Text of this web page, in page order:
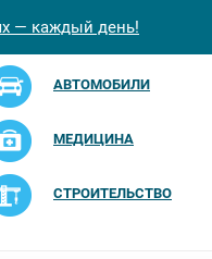
— каждый день!
АВТОМОБИЛИ
МЕДИЦИНА
СТРОИТЕЛЬСТВО